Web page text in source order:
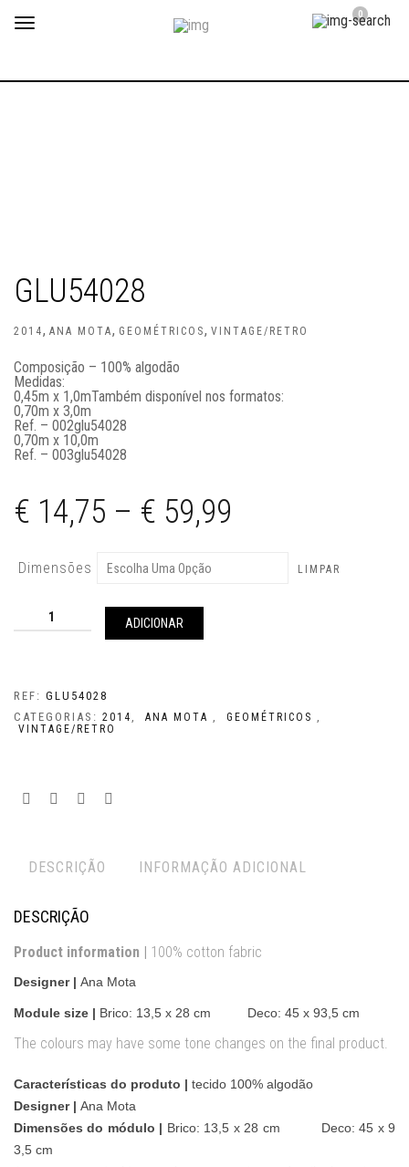
Toggle
0
GLU54028
2014, ANA MOTA, GEOMÉTRICOS, VINTAGE/RETRO
Composição – 100% algodão
Medidas:
0,45m x 1,0mTambém disponível nos formatos:
0,70m x 3,0m
Ref. – 002glu54028
0,70m x 10,0m
Ref. – 003glu54028
€ 14,75 – € 59,99
Dimensões LIMPAR
Quantidade
ADICIONAR
REF: GLU54028
CATEGORIAS: 2014, ANA MOTA , GEOMÉTRICOS ,
VINTAGE/RETRO
DESCRIÇÃO INFORMAÇÃO ADICIONAL
DESCRIÇÃO
Product information | 100% cotton fabric
Designer | Ana Mota
Module size | Brico: 13,5 x 28 cm Deco: 45 x 93,5 cm
The colours may have some tone changes on the final product.
Características do produto | tecido 100% algodão
Designer | Ana Mota
Dimensões do módulo | Brico: 13,5 x 28 cm Deco: 45 x 9
3,5 cm